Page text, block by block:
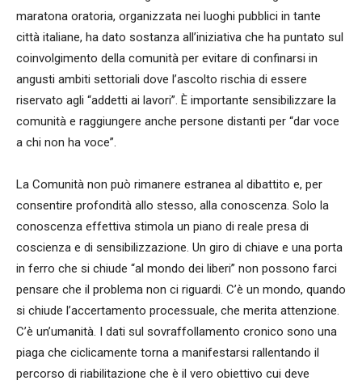
maratona oratoria, organizzata nei luoghi pubblici in tante
città italiane, ha dato sostanza all’iniziativa che ha puntato sul
coinvolgimento della comunità per evitare di confinarsi in
angusti ambiti settoriali dove l’ascolto rischia di essere
riservato agli “addetti ai lavori”. È importante sensibilizzare la
comunità e raggiungere anche persone distanti per “dar voce
a chi non ha voce”.
La Comunità non può rimanere estranea al dibattito e, per
consentire profondità allo stesso, alla conoscenza. Solo la
conoscenza effettiva stimola un piano di reale presa di
coscienza e di sensibilizzazione. Un giro di chiave e una porta
in ferro che si chiude “al mondo dei liberi” non possono farci
pensare che il problema non ci riguardi. C’è un mondo, quando
si chiude l’accertamento processuale, che merita attenzione.
C’è un’umanità. I dati sul sovraffollamento cronico sono una
piaga che ciclicamente torna a manifestarsi rallentando il
percorso di riabilitazione che è il vero obiettivo cui deve